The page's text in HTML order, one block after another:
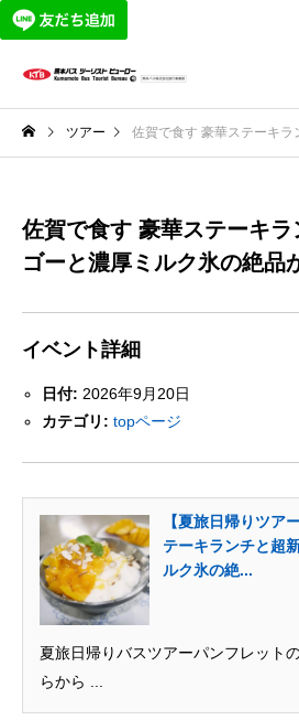
ツアー 佐賀で食す 豪華ステーキランチと超新鮮マン
佐賀で食す 豪華ステーキ
ゴーと濃厚ミルク氷の絶品
イベント詳細
日付: 2026年9月20日
カテゴリ: topページ
【夏旅日帰りツア
テーキランチと超
ルク氷の絶...
夏旅日帰りバスツアーパンフレット
らから ...